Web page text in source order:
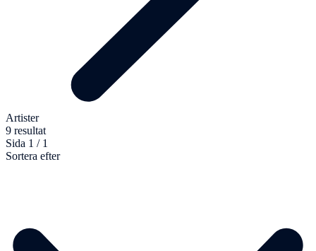
Artister
9 resultat
Sida 1 / 1
Sortera efter